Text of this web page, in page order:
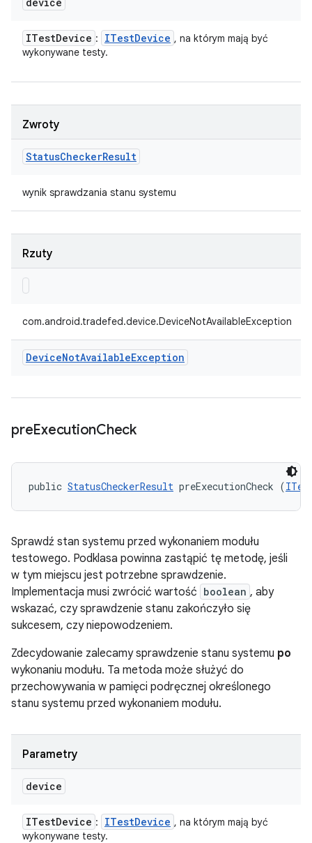
ITestDevice : ITestDevice , na którym mają być
wykonywane testy.
Zwroty
StatusCheckerResult
wynik sprawdzania stanu systemu
Rzuty
com.android.tradefed.device.DeviceNotAvailableException
DeviceNotAvailableException
preExecutionCheck
public StatusCheckerResult preExecutionCheck (
Sprawdź stan systemu przed wykonaniem modułu
testowego. Podklasa powinna zastąpić tę metodę, jeśli
w tym miejscu jest potrzebne sprawdzenie.
Implementacja musi zwrócić wartość boolean , aby
wskazać, czy sprawdzenie stanu zakończyło się
sukcesem, czy niepowodzeniem.
Zdecydowanie zalecamy sprawdzenie stanu systemu po
wykonaniu modułu. Ta metoda może służyć do
przechowywania w pamięci podręcznej określonego
stanu systemu przed wykonaniem modułu.
Parametry
device
ITestDevice : ITestDevice , na którym mają być
wykonywane testy.